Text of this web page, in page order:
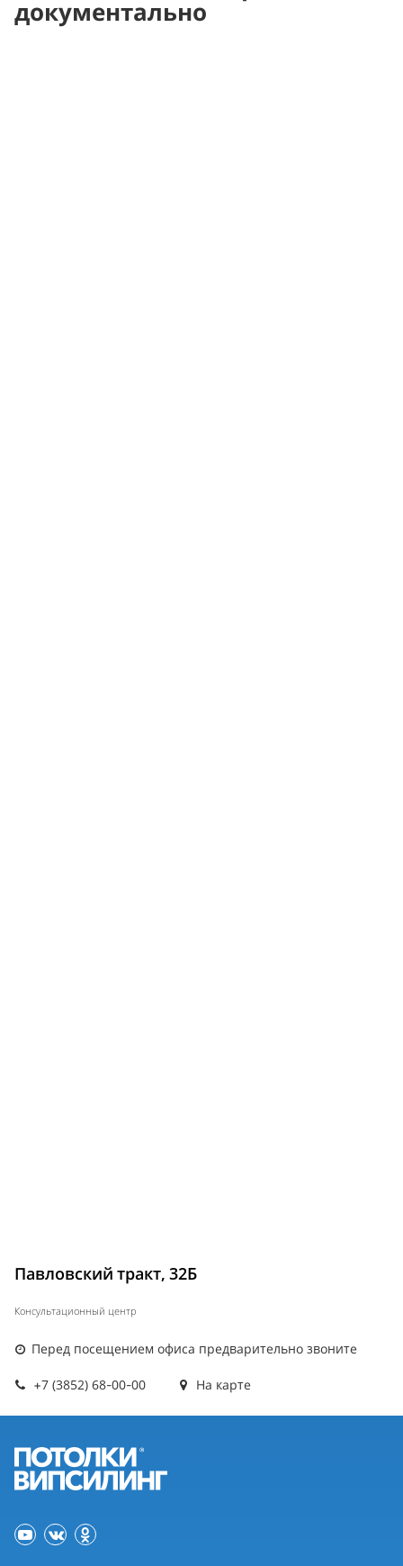
документально
Павловский тракт, 32Б
Консультационный центр
Перед посещением офиса предварительно звоните
+7 (3852) 68-00-00 На карте